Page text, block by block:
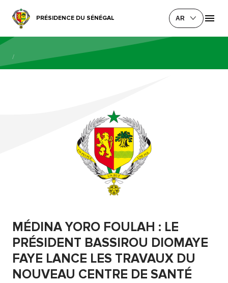
PRÉSIDENCE DU SÉNÉGAL AR
/
MÉDINA YORO FOULAH : LE
PRÉSIDENT BASSIROU DIOMAYE
FAYE LANCE LES TRAVAUX DU
NOUVEAU CENTRE DE SANTÉ